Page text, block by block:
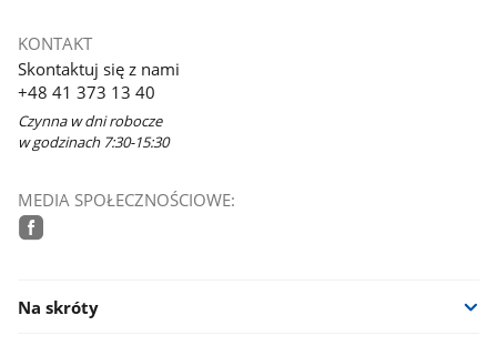
KONTAKT
Skontaktuj się z nami
+48 41 373 13 40
Czynna w dni robocze
w godzinach 7:30-15:30
MEDIA SPOŁECZNOŚCIOWE:
Na skróty